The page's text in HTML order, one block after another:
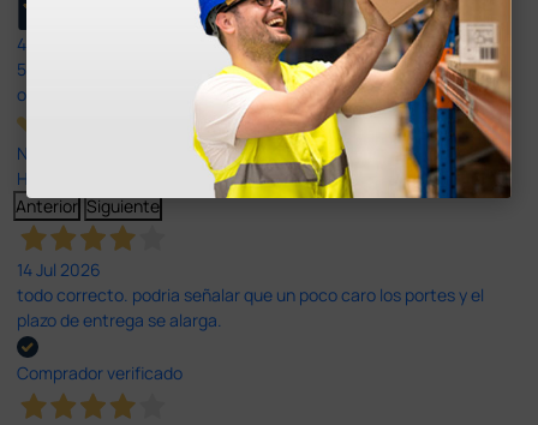
4,4
597
opiniones
Nuestras reseñas de 4 y 5 estrellas.
Haga clic aquí para leerlos todos >
Anterior Siguiente
14 Jul 2026
todo correcto. podria señalar que un poco caro los portes y el
plazo de entrega se alarga.
Comprador verificado